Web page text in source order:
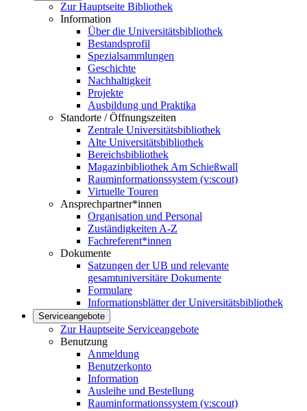
Zur Hauptseite Bibliothek
Information
Über die Universitätsbibliothek
Bestandsprofil
Spezialsammlungen
Geschichte
Nachhaltigkeit
Projekte
Ausbildung und Praktika
Standorte / Öffnungszeiten
Zentrale Universitätsbibliothek
Alte Universitätsbibliothek
Bereichsbibliothek
Magazinbibliothek Am Schießwall
Rauminformationssystem (v:scout)
Virtuelle Touren
Ansprechpartner*innen
Organisation und Personal
Zuständigkeiten A-Z
Fachreferent*innen
Dokumente
Satzungen der UB und relevante
gesamtuniversitäre Dokumente
Formulare
Informationsblätter der Universitätsbibliothek
Serviceangebote
Zur Hauptseite Serviceangebote
Benutzung
Anmeldung
Benutzerkonto
Information
Ausleihe und Bestellung
Rauminformationssystem (v:scout)